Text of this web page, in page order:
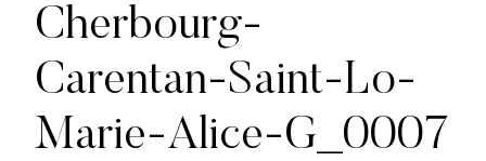
Cherbourg-
Carentan-Saint-Lo-
Marie-Alice-G_0007